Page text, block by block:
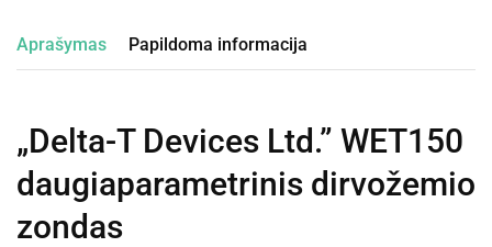
Aprašymas Papildoma informacija
„Delta-T Devices Ltd.” WET150
daugiaparametrinis dirvožemio
zondas